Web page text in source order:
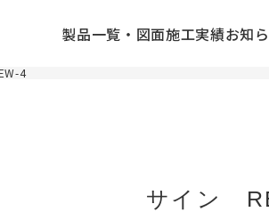
製品一覧・図面施工実績お知
4
サイン